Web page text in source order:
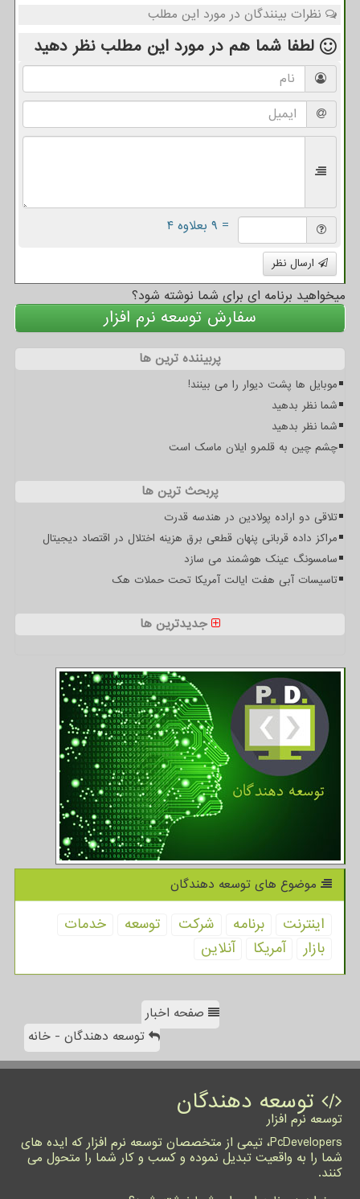
نظرات بینندگان در مورد این مطلب
لطفا شما هم در مورد این مطلب نظر دهید
= ۹ بعلاوه ۴
ارسال نظر
میخواهید برنامه ای برای شما نوشته شود؟
سفارش توسعه نرم افزار
پربیننده ترین ها
موبایل ها پشت دیوار را می بینند!
شما نظر بدهید
شما نظر بدهید
چشم چین به قلمرو ایلان ماسک است
پربحث ترین ها
تلاقی دو اراده پولادین در هندسه قدرت
مراکز داده قربانی پنهان قطعی برق هزینه اختلال در اقتصاد دیجیتال
سامسونگ عینک هوشمند می سازد
تاسیسات آبی هفت ایالت آمریکا تحت حملات هک
جدیدترین ها
موضوع های توسعه دهندگان
اینترنت برنامه شركت توسعه
خدمات
بازار
آمریكا آنلاین
صفحه اخبار
توسعه دهندگان - خانه
توسعه دهندگان
توسعه نرم افزار
PcDevelopers، تیمی از متخصصان توسعه نرم افزار که ایده های
شما را به واقعیت تبدیل نموده و کسب و کار شما را متحول می
کنند.